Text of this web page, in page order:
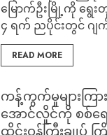
မြောက်ဦးမြို့ကို ရွ
၄ ရက် ညပိုင်းတွင် ဂျ
READ MORE
ကန့်ကွက်မှုများကြာ
အောင်လှိုင်ကို စစ်ရေ
ထိုင်းဝန်ကြီးချုပ်